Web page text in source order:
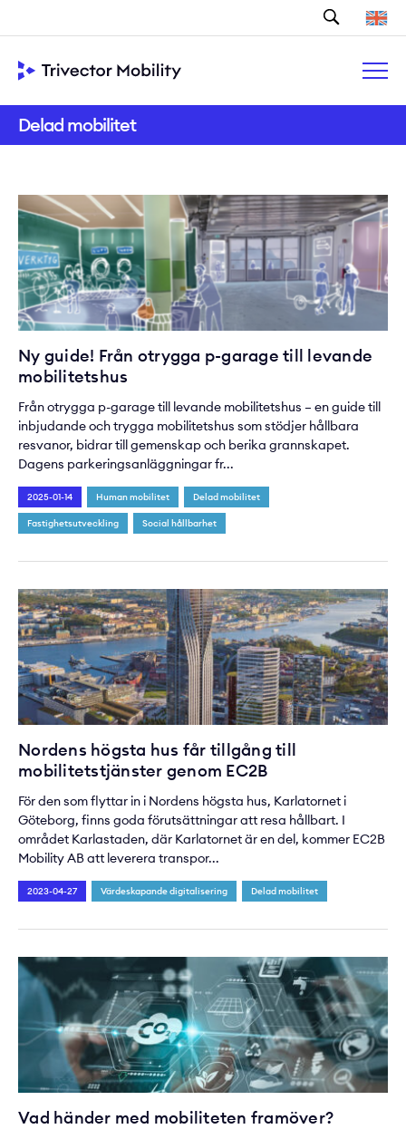
Sök
Delad mobilitet
Ny guide! Från otrygga p-garage till levande
mobilitetshus
Från otrygga p-garage till levande mobilitetshus – en guide till
inbjudande och trygga mobilitetshus som stödjer hållbara
resvanor, bidrar till gemenskap och berika grannskapet.
Dagens parkeringsanläggningar fr...
2025-01-14 Human mobilitet Delad mobilitet
Fastighetsutveckling Social hållbarhet
Nordens högsta hus får tillgång till
mobilitetstjänster genom EC2B
För den som flyttar in i Nordens högsta hus, Karlatornet i
Göteborg, finns goda förutsättningar att resa hållbart. I
området Karlastaden, där Karlatornet är en del, kommer EC2B
Mobility AB att leverera transpor...
2023-04-27 Värdeskapande digitalisering Delad mobilitet
Vad händer med mobiliteten framöver?